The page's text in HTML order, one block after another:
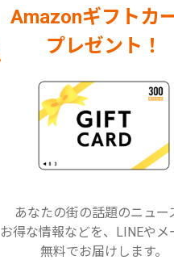
Amazonギフトカ
プレゼント！
あなたの街の話題のニュー
お得な情報などを、LINEやメ
無料でお届けします。